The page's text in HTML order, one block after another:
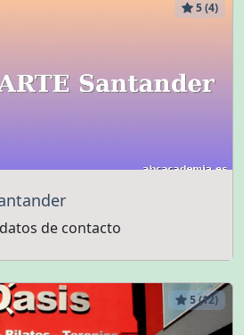
5 (4)
de contacto
5 (12)